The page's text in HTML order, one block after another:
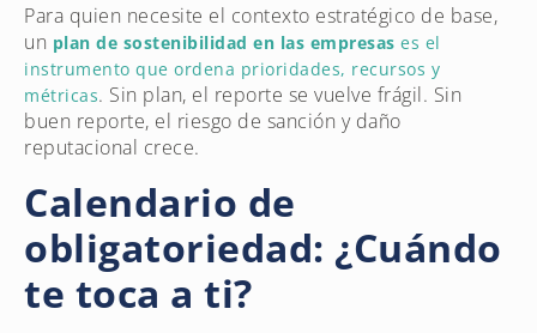
Para quien necesite el contexto estratégico de base,
un plan de sostenibilidad en las empresas es el
instrumento que ordena prioridades, recursos y
métricas. Sin plan, el reporte se vuelve frágil. Sin
buen reporte, el riesgo de sanción y daño
reputacional crece.
Calendario de
obligatoriedad: ¿Cuándo
te toca a ti?